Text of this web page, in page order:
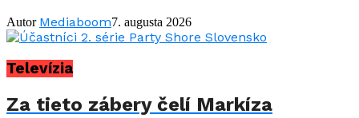
Autor Mediaboom7. augusta 2026
Televízia
Za tieto zábery čelí Markíza